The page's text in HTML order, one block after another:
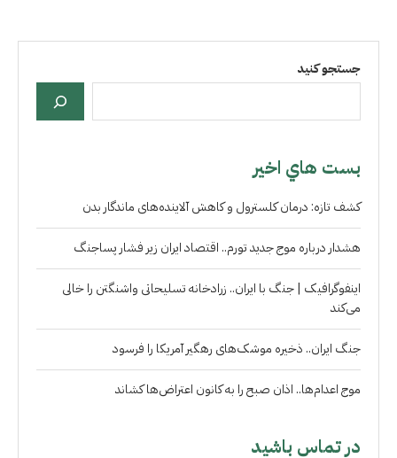
جستجو کنید
بست هاي اخير
کشف تازه: درمان کلسترول و کاهش آلاینده‌های ماندگار بدن
هشدار درباره موج جدید تورم.. اقتصاد ایران زیر فشار پساجنگ
اینفوگرافیک | جنگ با ایران.. زرادخانه تسلیحاتی واشنگتن را خالی
می‌کند
جنگ ایران.. ذخیره موشک‌های رهگیر آمریکا را فرسود
موج اعدام‌ها.. اذان صبح را به کانون اعتراض‌ها کشاند
در تماس باشید